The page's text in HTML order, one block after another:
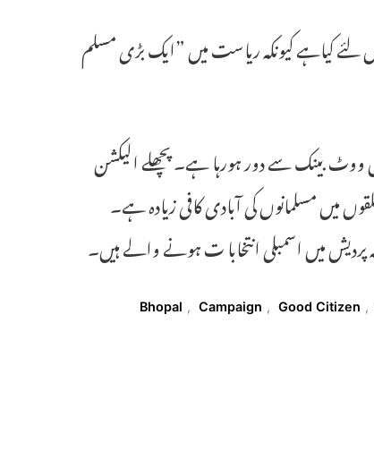
لئے کیاہے کیونکہ ریاست میں ”ایک بڑی مسلم
ووٹ بینک سے دور ہورہا ہے۔ پچھلے الیکشن
میں مسلمانوں کی آبادی کافی زیادہ ہے۔
میں اسمبلی انتخابا ت ہونے والے ہیں۔
Bhopal , Campaign , Good Citizen ,